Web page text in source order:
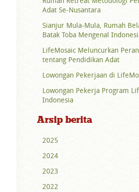
Adat Se-Nusantara
Sianjur Mula-Mula, Rumah
Batak Toba Mengenal
LifeMosaic Meluncurkan
tentang Pendidikan Adat
Lowongan Pekerjaan di
Lowongan Pekerja Program
Indonesia
Arsip berita
2025
2024
2023
2022